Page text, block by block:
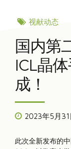
视献动态
国内第
ICL晶
成！
2023年5月31
此次全新发布的